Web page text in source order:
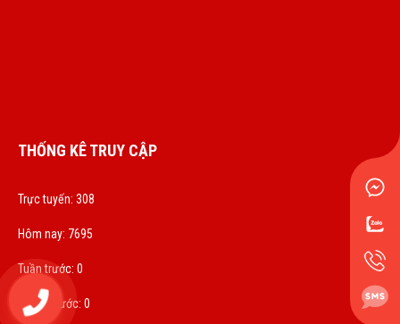
THỐNG KÊ TRUY CẬP
Trực tuyến: 308
Hôm nay: 7695
Tuần trước: 0
Tháng trước: 0
0972833536